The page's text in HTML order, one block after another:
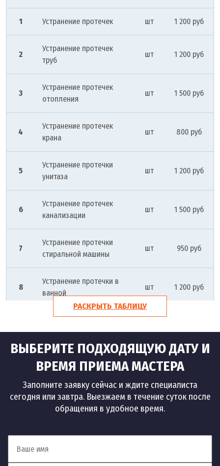
1 Устранение протечек шт 1 200 руб
2
Устранение протечек
труб
шт 1 200 руб
3
Устранение протечек
отопления
шт 1 500 руб
4
Устранение протечек
крана
шт 800 руб
5
Устранение протечки
унитаза
шт 1 200 руб
6
Устранение протечек
канализации
шт 1 500 руб
7
Устранение протечки
стиральной машины
шт 950 руб
8
Устранение протечки в
ванной
шт 1 200 руб
Устранение протечек
батареи
Устранение засоров
10 Устранение засоров шт 1 500 руб
Устранение засора на
Устранение засоров в
квартире
РАСКРЫТЬ ТАБЛИЦУ
ВЫБЕРИТЕ ПОДХОДЯЩУЮ ДАТУ И
ВРЕМЯ ПРИЕМА МАСТЕРА
Заполните заявку сейчас и ждите специалиста
сегодня или завтра. Выезжаем в течение суток после
обращения в удобное время.